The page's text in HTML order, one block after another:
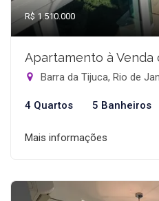
R$ 1.510.000
Apartamento à Venda
Barra da Tijuca, Rio de
4 Quartos 5 Banheiros
Mais informações